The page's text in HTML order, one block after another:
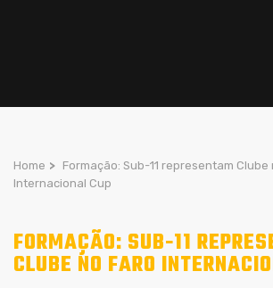
Home > Formação: Sub-11 representam Clube
Internacional Cup
FORMAÇÃO: SUB-11
CLUBE NO FARO